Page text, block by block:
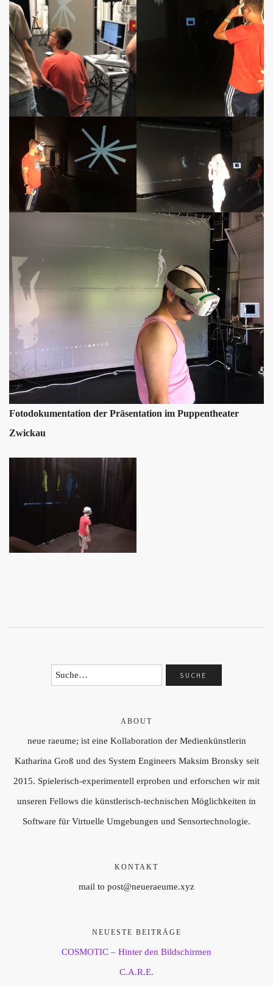
Fotodokumentation der Präsentation im Puppentheater
Zwickau
ABOUT
neue raeume; ist eine Kollaboration der Medienkünstlerin
Katharina Groß und des System Engineers Maksim Bronsky seit
2015. Spielerisch-experimentell erproben und erforschen wir mit
unseren Fellows die künstlerisch-technischen Möglichkeiten in
Software für Virtuelle Umgebungen und Sensortechnologie.
KONTAKT
mail to post@neueraeume.xyz
NEUESTE BEITRÄGE
COSMOTIC – Hinter den Bildschirmen
C.A.R.E.